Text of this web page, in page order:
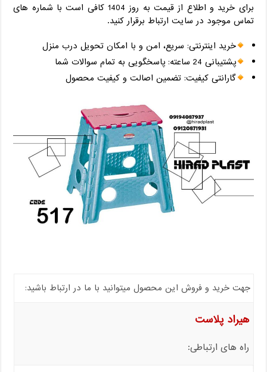
برای خرید و اطلاع از قیمت به‌ روز 1404 کافی است با شماره‌ های
تماس موجود در سایت ارتباط برقرار کنید.
خرید اینترنتی: سریع، امن و با امکان تحویل درب منزل
پشتیبانی 24 ساعته: پاسخگویی به تمام سوالات شما
گارانتی کیفیت: تضمین اصالت و کیفیت محصول
جهت خرید و فروش این محصول میتوانید با ما در ارتباط باشید:
هیراد پلاست
راه های ارتباطی: